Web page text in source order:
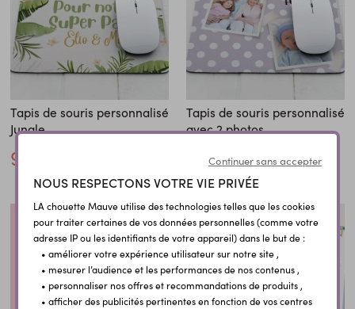
Tapis de souris personnalisé
Jungle
9,60 €
Tapis de souris personnalisé
avec 2 photos
9,60 €
Continuer sans accepter
NOUS RESPECTONS VOTRE VIE PRIVÉE
LA chouette Mauve utilise des technologies telles que les cookies
pour traiter certaines de vos données personnelles (comme votre
adresse IP ou les identifiants de votre appareil) dans le but de :
• améliorer votre expérience utilisateur sur notre site ,
• mesurer l’audience et les performances de nos contenus ,
• personnaliser nos offres et recommandations de produits ,
• afficher des publicités pertinentes en fonction de vos centres